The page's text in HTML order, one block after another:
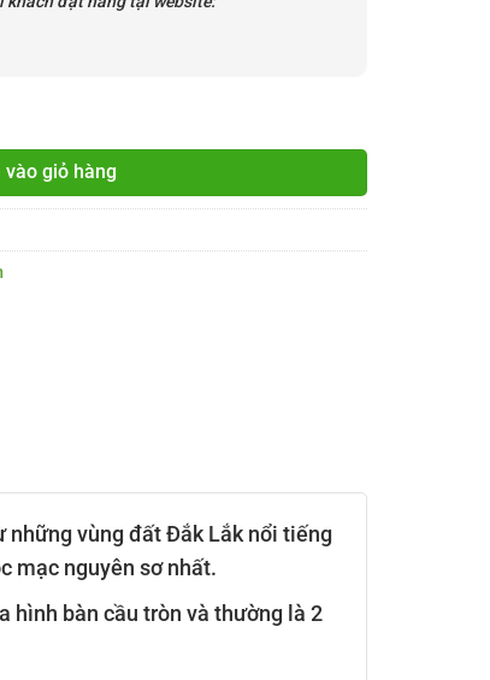
vào giỏ hàng
vùng đất Đắk Lắk nổi tiếng
mạc nguyên sơ nhất.
hình bàn cầu tròn và thường là 2